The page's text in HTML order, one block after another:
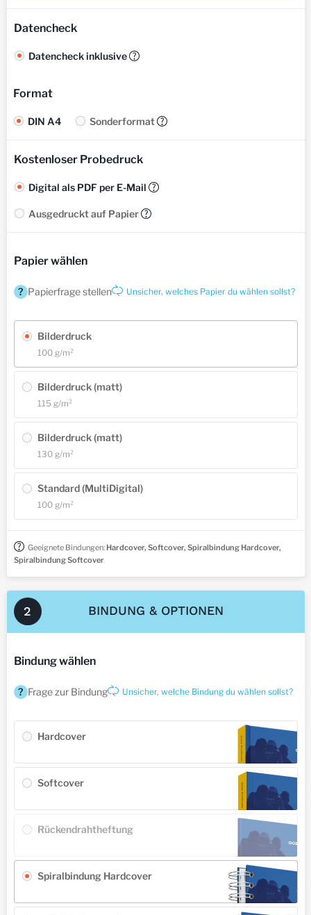
Datencheck
Datencheck inklusive
Format
DIN A4 Sonderformat
Kostenloser Probedruck
Digital als PDF per E-Mail
Ausgedruckt auf Papier
Papier wählen
? Papierfrage stellen Unsicher, welches Papier du wählen sollst?
Bilderdruck
100 g/m²
Bilderdruck (matt)
115 g/m²
Bilderdruck (matt)
130 g/m²
Standard (MultiDigital)
100 g/m²
Geeignete Bindungen: Hardcover, Softcover, Spiralbindung Hardcover,
Spiralbindung Softcover
2 BINDUNG & OPTIONEN
Bindung wählen
? Frage zur Bindung Unsicher, welche Bindung du wählen sollst?
Hardcover
Softcover
Rückendrahtheftung
Spiralbindung Hardcover